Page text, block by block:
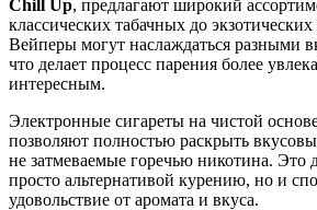
Chill Up, предлагают широкий
классических табачных до
Вейперы могут наслаждаться разными
что делает процесс парения более
интересным.
Электронные сигареты на чистой
позволяют полностью раскрыть
не затмеваемые горечью никотина. Это
просто альтернативой курению, но и
удовольствие от аромата и вкуса.